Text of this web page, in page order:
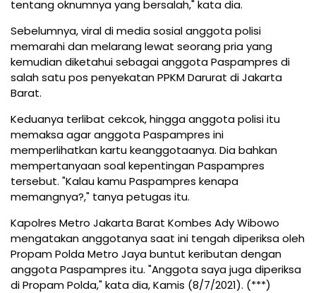
tentang oknumnya yang bersalah," kata dia.
Sebelumnya, viral di media sosial anggota polisi
memarahi dan melarang lewat seorang pria yang
kemudian diketahui sebagai anggota Paspampres di
salah satu pos penyekatan PPKM Darurat di Jakarta
Barat.
Keduanya terlibat cekcok, hingga anggota polisi itu
memaksa agar anggota Paspampres ini
memperlihatkan kartu keanggotaanya. Dia bahkan
mempertanyaan soal kepentingan Paspampres
tersebut. "Kalau kamu Paspampres kenapa
memangnya?," tanya petugas itu.
Kapolres Metro Jakarta Barat Kombes Ady Wibowo
mengatakan anggotanya saat ini tengah diperiksa oleh
Propam Polda Metro Jaya buntut keributan dengan
anggota Paspampres itu. "Anggota saya juga diperiksa
di Propam Polda," kata dia, Kamis (8/7/2021). (***)